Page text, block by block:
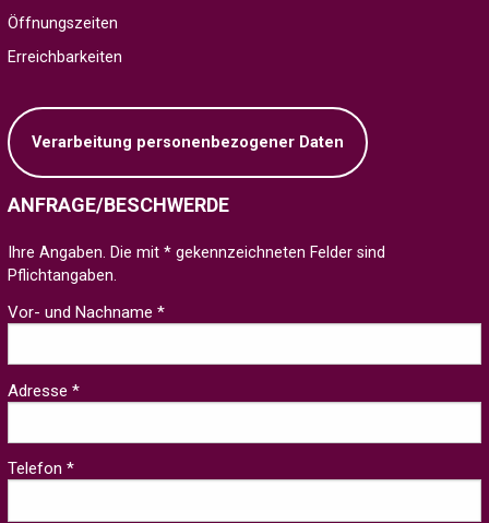
Öffnungszeiten
Erreichbarkeiten
Verarbeitung personenbezogener Daten
ANFRAGE/BESCHWERDE
Ihre Angaben. Die mit * gekennzeichneten Felder sind
Pflichtangaben.
Vor- und Nachname *
Adresse *
Telefon *